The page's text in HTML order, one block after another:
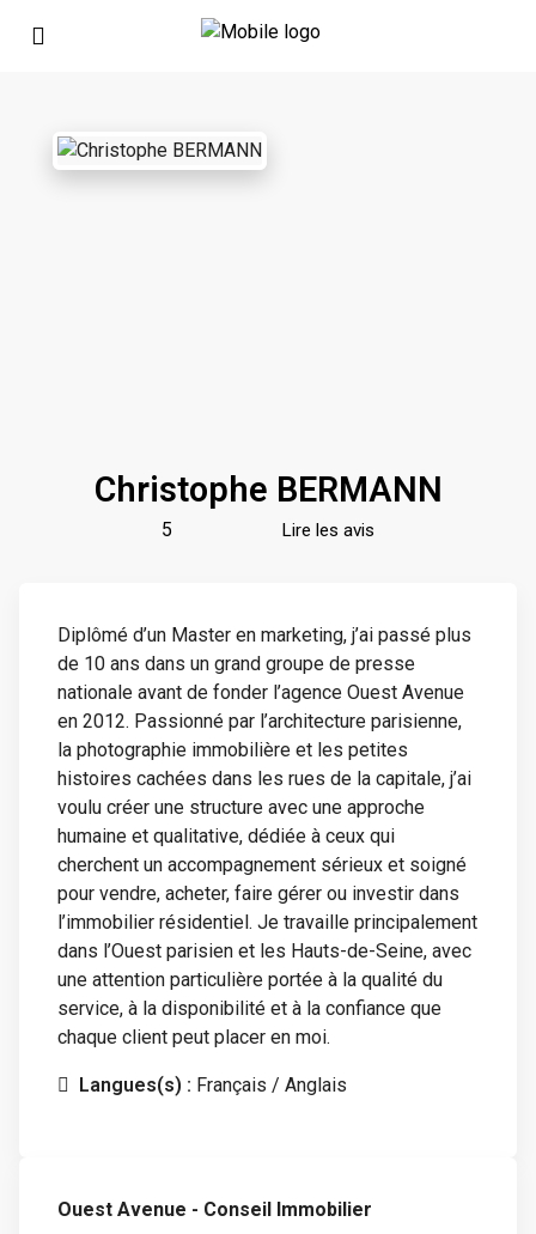
Christophe BERMANN
5 Lire les avis
Diplômé d’un Master en marketing, j’ai passé plus
de 10 ans dans un grand groupe de presse
nationale avant de fonder l’agence Ouest Avenue
en 2012. Passionné par l’architecture parisienne,
la photographie immobilière et les petites
histoires cachées dans les rues de la capitale, j’ai
voulu créer une structure avec une approche
humaine et qualitative, dédiée à ceux qui
cherchent un accompagnement sérieux et soigné
pour vendre, acheter, faire gérer ou investir dans
l’immobilier résidentiel. Je travaille principalement
dans l’Ouest parisien et les Hauts-de-Seine, avec
une attention particulière portée à la qualité du
service, à la disponibilité et à la confiance que
chaque client peut placer en moi.
Langues(s) : Français / Anglais
Ouest Avenue - Conseil Immobilier